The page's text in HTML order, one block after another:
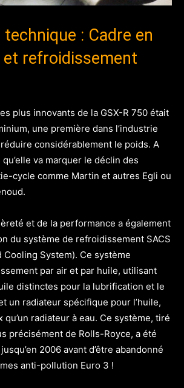
technique : Cadre en
et refroidissement
plus innovants de la GSX-R 750 était
une première dans l’industrie
considérablement le poids. A
va marquer le déclin des
cycle comme Martin et autres Egli ou
et de la performance a également
du système de refroidissement SACS
Cooling System). Ce système
par air et par huile, utilisant
distinctes pour la lubrification et le
un radiateur spécifique pour l’huile,
qu’un radiateur à eau. Ce système, tiré
précisément de Rolls-Royce, a été
2006 avant d’être abandonné
anti-pollution Euro 3 !